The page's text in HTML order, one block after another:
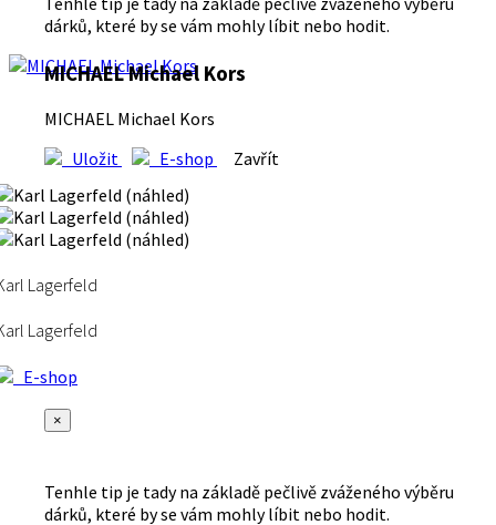
dárků, které by se vám mohly líbit nebo hodit.
MICHAEL Michael Kors
MICHAEL Michael Kors
Uložit
E-shop Zavřít
Lagerfeld
Lagerfeld
E-shop
×
Tenhle tip je tady na základě pečlivě zváženého výběru
dárků, které by se vám mohly líbit nebo hodit.